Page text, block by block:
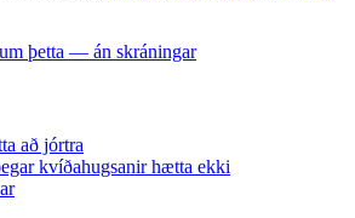
þetta — án skráningar
að jórtra
kvíðahugsanir hætta ekki